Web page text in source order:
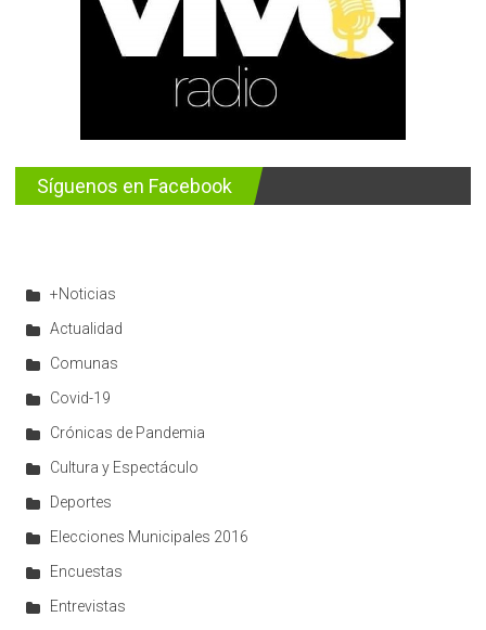
Síguenos en Facebook
+Noticias
Actualidad
Comunas
Covid-19
Crónicas de Pandemia
Cultura y Espectáculo
Deportes
Elecciones Municipales 2016
Encuestas
Entrevistas